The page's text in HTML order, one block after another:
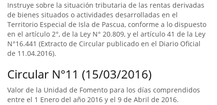
Instruye sobre la situación tributaria de las rentas derivadas
de bienes situados o actividades desarrolladas en el
Territorio Especial de Isla de Pascua, conforme a lo dispuesto
en el artículo 2°, de la Ley N° 20.809, y el artículo 41 de la Ley
N°16.441 (Extracto de Circular publicado en el Diario Oficial
de 11.04.2016).
Circular N°11 (15/03/2016)
Valor de la Unidad de Fomento para los días comprendidos
entre el 1 Enero del año 2016 y el 9 de Abril de 2016.